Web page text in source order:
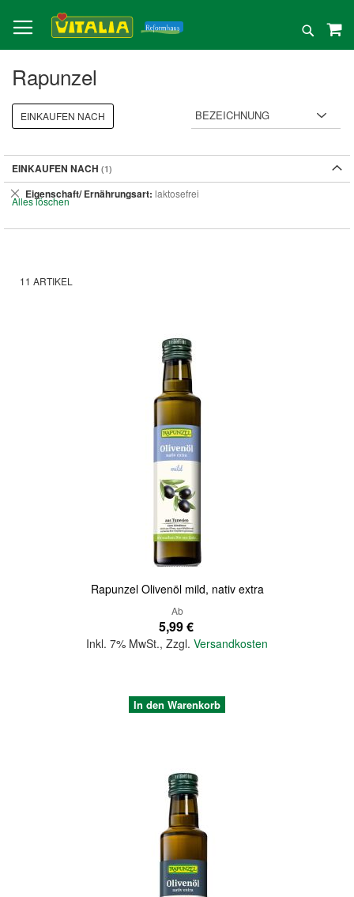
zum
Inhalt
Suche
Rapunzel
11 ARTIKEL
Rapunzel Olivenöl mild, nativ extra
Ab
5,99 €
Inkl. 7% MwSt., Zzgl. Versandkosten
In den Warenkorb
EINKAUFEN NACH
EINKAUFEN NACH
Eigenschaft/ Ernährungsart laktosefrei
Dies
entfernen
Alles löschen